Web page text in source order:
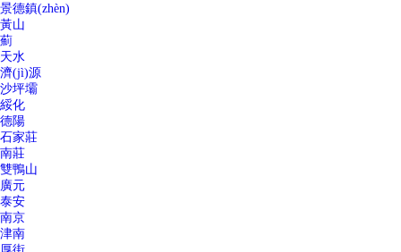
景德鎮(zhèn)
黃山
薊
天水
濟(jì)源
沙坪壩
綏化
德陽
石家莊
南莊
雙鴨山
廣元
泰安
南京
津南